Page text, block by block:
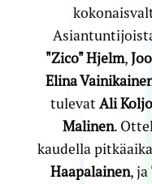
"Zico" Hjelm,
Elina
tulevatAli
Malinen.
kaudella
Haapalainen, ja